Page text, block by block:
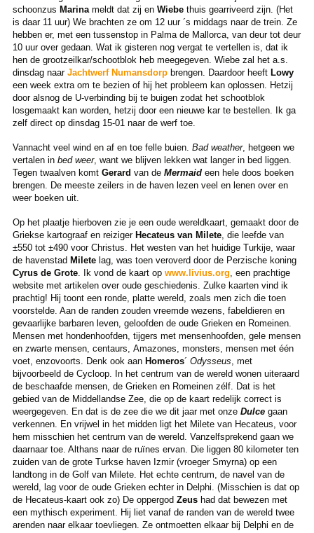
schoonzus Marinameldt dat zij en Wiebethuis gearriveerd zijn. (Het
is daar 11 uur) We brachten ze om 12 uur ´s middags naar de trein. Ze
hebben er, met een tussenstop in Palma de Mallorca, van deur tot deur
10 uur over gedaan. Wat ik gisteren nog vergat te vertellen is, dat ik
hen de grootzeilkar/schootblok heb meegegeven. Wiebe zal het a.s.
dinsdag naar Jachtwerf Numansdorpbrengen. Daardoor heeft Lowy
een week extra om te bezien of hij het probleem kan oplossen. Hetzij
door alsnog de U-verbinding bij te buigen zodat het schootblok
losgemaakt kan worden, hetzij door een nieuwe kar te bestellen. Ik ga
zelf direct op dinsdag 15-01 naar de werf toe.
Vannacht veel wind en af en toe felle buien. Bad weather, hetgeen we
vertalen in bed weer, want we blijven lekken wat langer in bed liggen.
Tegen twaalven komt Gerard van de Mermaideen hele doos boeken
brengen. De meeste zeilers in de haven lezen veel en lenen over en
weer boeken uit.
Op het plaatje hierboven zie je een oude wereldkaart, gemaakt door de
Griekse kartograaf en reiziger Hecateus van Milete, die leefde van
±550 tot ±490 voor Christus. Het westen van het huidige Turkije, waar
de havenstad Miletelag, was toen veroverd door de Perzische koning
Cyrus de Grote. Ik vond de kaart op www.livius.org , een prachtige
website met artikelen over oude geschiedenis. Zulke kaarten vind ik
prachtig! Hij toont een ronde, platte wereld, zoals men zich die toen
voorstelde. Aan de randen zouden vreemde wezens, fabeldieren en
gevaarlijke barbaren leven, geloofden de oude Grieken en Romeinen.
Mensen met hondenhoofden, tijgers met mensenhoofden, gele mensen
en zwarte mensen, centaurs, Amazones, monsters, mensen met één
voet, enzovoorts. Denk ook aan Homeros´ Odysseus , met
bijvoorbeeld de Cycloop. In het centrum van de wereld wonen uiteraard
de beschaafde mensen, de Grieken en Romeinen zélf. Dat is het
gebied van de Middellandse Zee, die op de kaart redelijk correct is
weergegeven. En dat is de zee die we dit jaar met onze Dulcegaan
verkennen. En vrijwel in het midden ligt het Milete van Hecateus, voor
hem misschien het centrum van de wereld. Vanzelfsprekend gaan we
daarnaar toe. Althans naar de ruïnes ervan. Die liggen 80 kilometer ten
zuiden van de grote Turkse haven Izmir (vroeger Smyrna) op een
landtong in de Golf van Milete. Het echte centrum, de navel van de
wereld, lag voor de oude Grieken echter in Delphi. (Misschien is dat op
de Hecateus-kaart ook zo) De oppergod Zeushad dat bewezen met
een mythisch experiment. Hij liet vanaf de randen van de wereld twee
arenden naar elkaar toevliegen. Ze ontmoetten elkaar bij Delphi en de